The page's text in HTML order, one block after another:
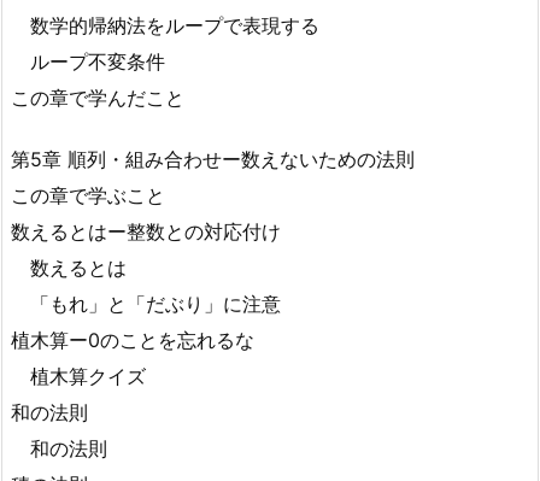
数学的帰納法をループで表現する
ループ不変条件
この章で学んだこと
第5章 順列・組み合わせー数えないための法則
この章で学ぶこと
数えるとはー整数との対応付け
数えるとは
「もれ」と「だぶり」に注意
植木算ー0のことを忘れるな
植木算クイズ
和の法則
和の法則